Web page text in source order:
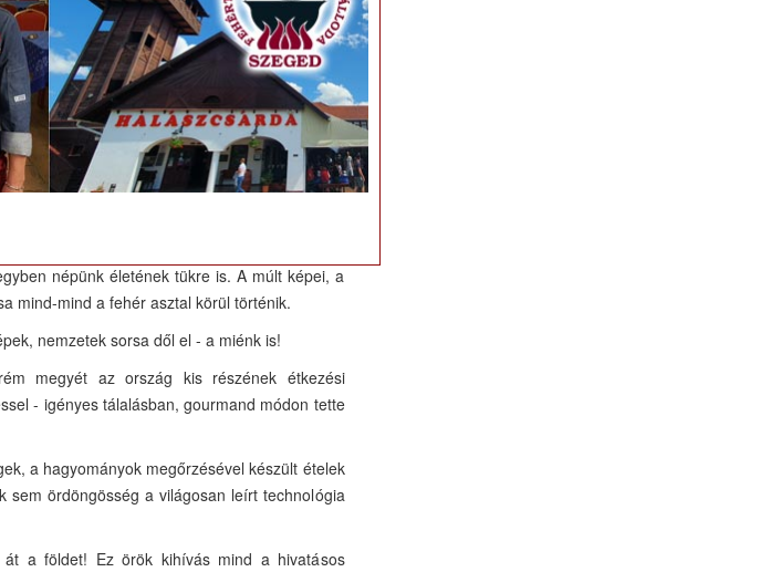
a könyvem palletáját, amellyek a megyére
drága idejét eltölteni, hisz a gasztronómia
ismerkedhet meg.
népünk életének tükre is. A múlt képei, a
mind-mind a fehér asztal körül történik.
nemzetek sorsa dől el - a miénk is!
megyét az ország kis részének étkezési
- igényes tálalásban, gourmand módon tette
a hagyományok megőrzésével készült ételek
sem ördöngösség a világosan leírt technológia
a földet! Ez örök kihívás mind a hivatásos